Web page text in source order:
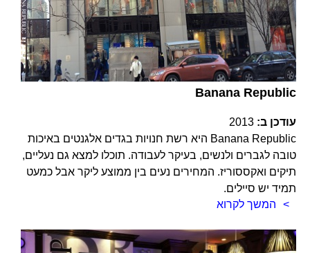
Banana Republic
עודכן ב: 2013
Banana Republic היא רשת חנויות בגדים אלגנטים באיכות
טובה לגברים ולנשים, בעיקר לעבודה. תוכלו למצא גם נעליים,
תיקים ואקססוריז. המחירים נעים בין ממוצע ליקר אבל כמעט
תמיד יש סיילים.
המשך לקרוא